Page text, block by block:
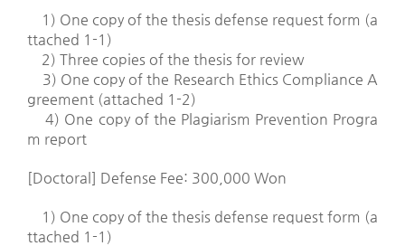
1) One copy of the thesis defense request form (a
ttached 1-1)
2) Three copies of the thesis for review
3) One copy of the Research Ethics Compliance A
greement (attached 1-2)
4) One copy of the Plagiarism Prevention Progra
m report
[Doctoral] Defense Fee: 300,000 Won
1) One copy of the thesis defense request form (a
ttached 1-1)